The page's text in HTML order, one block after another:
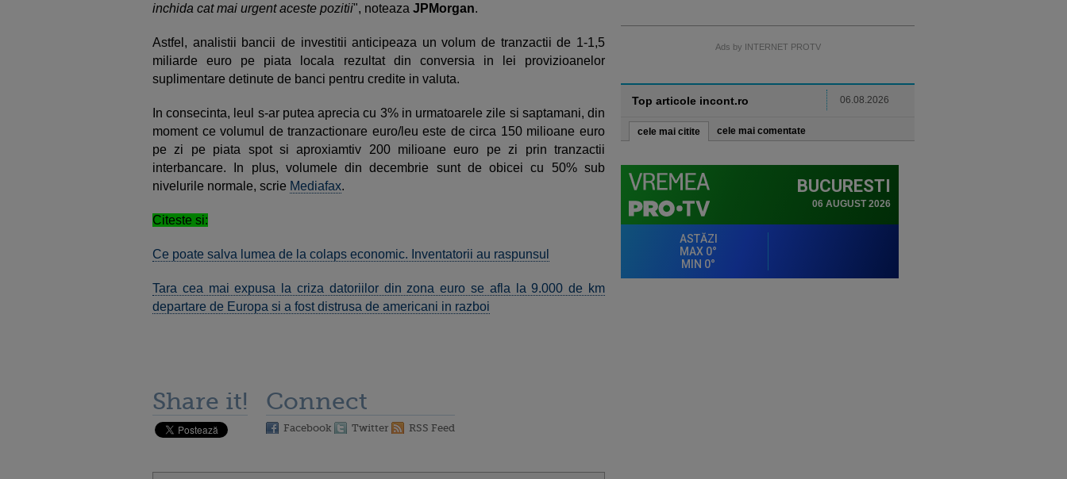
inchida cat mai urgent aceste pozitii", noteaza JPMorgan.
Astfel, analistii bancii de investitii anticipeaza un volum de tranzactii de 1-1,5
miliarde euro pe piata locala rezultat din conversia in lei provizioanelor
suplimentare detinute de banci pentru credite in valuta.
In consecinta, leul s-ar putea aprecia cu 3% in urmatoarele zile si saptamani, din
moment ce volumul de tranzactionare euro/leu este de circa 150 milioane euro
pe zi pe piata spot si aproxiamtiv 200 milioane euro pe zi prin tranzactii
interbancare. In plus, volumele din decembrie sunt de obicei cu 50% sub
nivelurile normale, scrie Mediafax.
Citeste si:
Ce poate salva lumea de la colaps economic. Inventatorii au raspunsul
Tara cea mai expusa la criza datoriilor din zona euro se afla la 9.000 de km
departare de Europa si a fost distrusa de americani in razboi
Share it! Connect
Facebook Twitter RSS Feed
Ads by INTERNET PROTV
Top articole incont.ro 06.08.2026
cele mai citite cele mai comentate